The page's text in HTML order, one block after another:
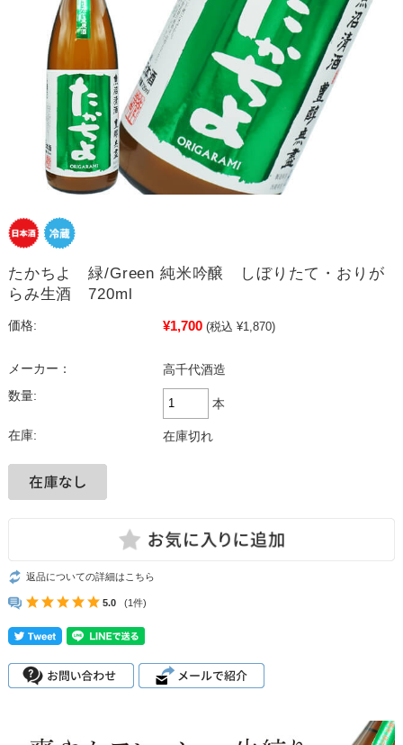
たかちよ 緑/Green 純米吟醸 しぼりたて・おりが
らみ生酒 720ml
価格: ¥1,700 (税込 ¥1,870)
メーカー：
高千代酒造
数量:
本
在庫: 在庫切れ
返品についての詳細はこちら
5.0 (1件)